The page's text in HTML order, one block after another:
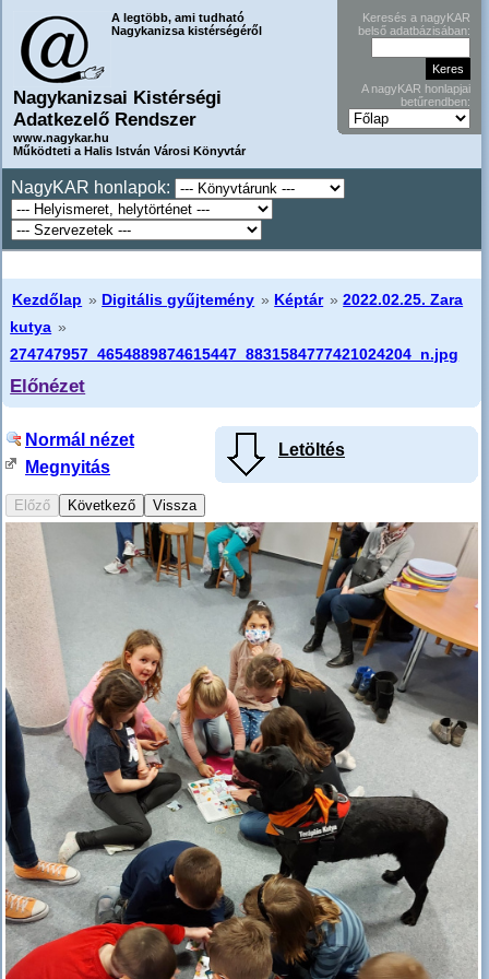
A legtöbb, ami tudható
Nagykanizsa kistérségéről
Nagykanizsai Kistérségi
Adatkezelő Rendszer
www.nagykar.hu
Működteti a Halis István Városi Könyvtár
Keresés a nagyKAR
belső adatbázisában:
A nagyKAR honlapjai
betűrendben:
NagyKAR honlapok:
Kezdőlap » Digitális gyűjtemény » Képtár »2022.02.25. Zara
kutya »
274747957_4654889874615447_8831584777421024204_n.jpg
Előnézet
Letöltés
Normál nézet
Megnyitás